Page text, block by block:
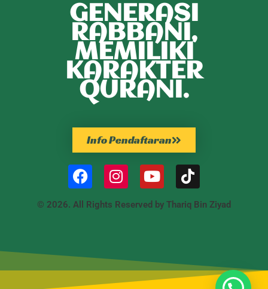
GENERASI
RABBANI,
MEMILIKI
KARAKTER
QURANI.
Info Pendaftaran
© 2026. All Rights Reserved by Thariq Bin Ziyad